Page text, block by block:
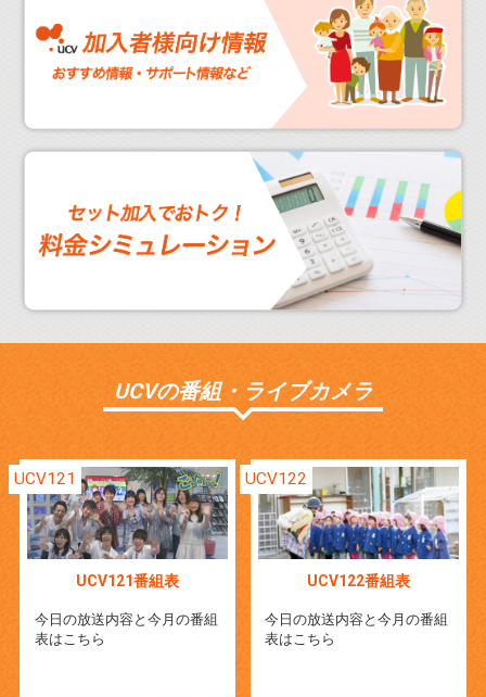
UCVの番組・ライブカメラ
UCV121
UCV121番組表
今日の放送内容と今月の番組
表はこちら
UCV122
UCV122番組表
今日の放送内容と今月の番組
表はこちら